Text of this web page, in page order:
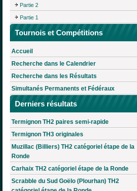
Partie 2
Partie 1
Tournois et Compétitions
Accueil
Recherche dans le Calendrier
Recherche dans les Résultats
Simultanés Permanents et Fédéraux
Derniers résultats
Termignon TH2 paires semi-rapide
Termignon TH3 originales
Muzillac (Billiers) TH2 catégoriel étape de la
Ronde
Carhaix TH2 catégoriel étape de la Ronde
Scrabble du Sud Goëlo (Plourhan) TH2